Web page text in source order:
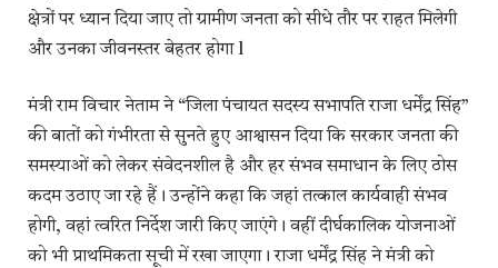
क्षेत्रों पर ध्यान दिया जाए तो ग्रामीण जनता को सीधे तौर पर राहत मिलेगी
और उनका जीवनस्तर बेहतर होगा l
मंत्री राम विचार नेताम ने “जिला पंचायत सदस्य सभापति राजा धर्मेंद्र सिंह”
की बातों को गंभीरता से सुनते हुए आश्वासन दिया कि सरकार जनता की
समस्याओं को लेकर संवेदनशील है और हर संभव समाधान के लिए ठोस
कदम उठाए जा रहे हैं। उन्होंने कहा कि जहां तत्काल कार्यवाही संभव
होगी, वहां त्वरित निर्देश जारी किए जाएंगे। वहीं दीर्घकालिक योजनाओं
को भी प्राथमिकता सूची में रखा जाएगा। राजा धर्मेंद्र सिंह ने मंत्री को